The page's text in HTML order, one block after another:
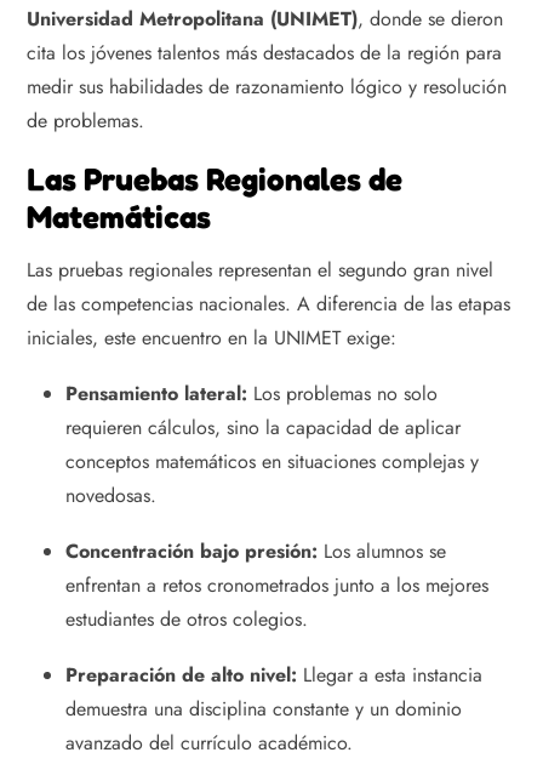
Universidad Metropolitana (UNIMET), donde se dieron
cita los jóvenes talentos más destacados de la región para
medir sus habilidades de razonamiento lógico y resolución
de problemas.
Las Pruebas Regionales de
Matemáticas
Las pruebas regionales representan el segundo gran nivel
de las competencias nacionales. A diferencia de las etapas
iniciales, este encuentro en la UNIMET exige:
Pensamiento lateral: Los problemas no solo
requieren cálculos, sino la capacidad de aplicar
conceptos matemáticos en situaciones complejas y
novedosas.
Concentración bajo presión: Los alumnos se
enfrentan a retos cronometrados junto a los mejores
estudiantes de otros colegios.
Preparación de alto nivel: Llegar a esta instancia
demuestra una disciplina constante y un dominio
avanzado del currículo académico.